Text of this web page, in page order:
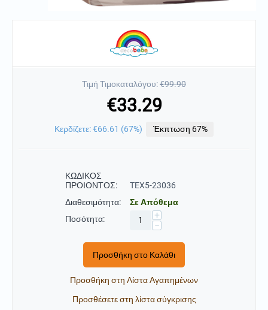
Τιμή Τιμοκαταλόγου:€99.90
€33.29
Κερδίζετε:€66.61 (67%) Έκπτωση 67%
ΚΩΔΙΚΟΣ
ΠΡΟΙΟΝΤΟΣ:
TEX5-23036
Διαθεσιμότητα:
Σε Απόθεμα
Ποσότητα:
+
−
Προσθήκη στο Καλάθι
Προσθήκη στη Λίστα Αγαπημένων
Προσθέσετε στη λίστα σύγκρισης